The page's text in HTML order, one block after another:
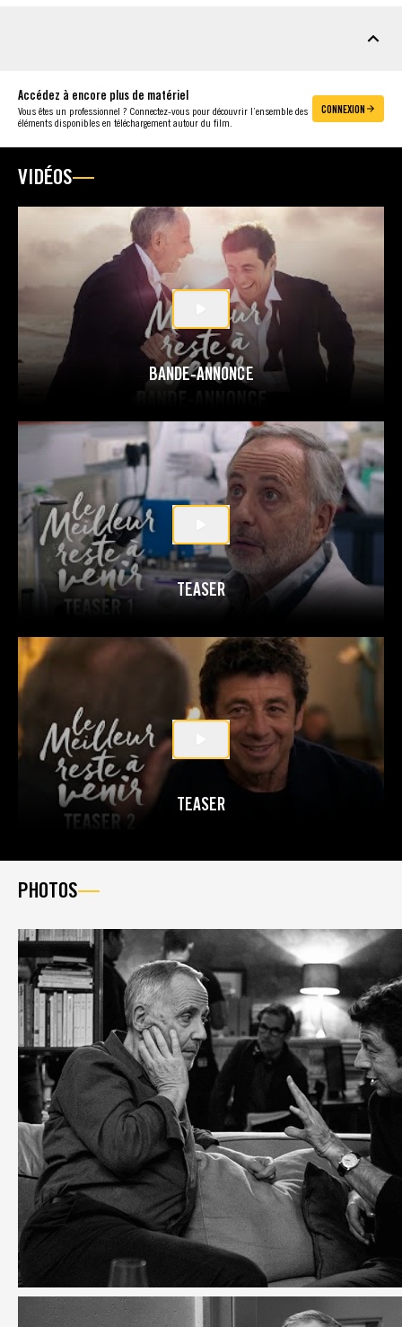
Accédez à encore plus de matériel
Vous êtes un professionnel ? Connectez-vous pour découvrir l’ensemble des
éléments disponibles en téléchargement autour du film.
CONNEXION
VIDÉOS
BANDE-ANNONCE
TEASER
TEASER
PHOTOS